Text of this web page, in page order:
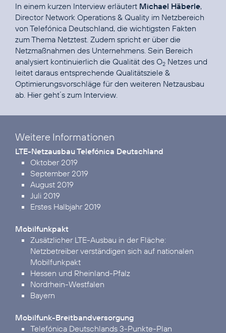
In einem kurzen Interview erläutert Michael Häberle,
Director Network Operations & Quality im Netzbereich
von Telefónica Deutschland, die wichtigsten Fakten
zum Thema Netztest. Zudem spricht er über die
Netzmaßnahmen des Unternehmens. Sein Bereich
analysiert kontinuierlich die Qualität des O2 Netzes und
leitet daraus entsprechende Qualitätsziele &
Optimierungs­vorschläge für den weiteren Netzausbau
ab. Hier geht´s zum Interview.
Weitere Informationen
LTE-Netzausbau Telefónica Deutschland
Oktober 2019
September 2019
August 2019
Juli 2019
Erstes Halbjahr 2019
Mobilfunkpakt
Zusätzlicher LTE-Ausbau in der Fläche:
Netzbetreiber verständigen sich auf nationalen
Mobilfunkpakt
Hessen und Rheinland-Pfalz
Nordrhein-Westfalen
Bayern
Mobilfunk-Breitbandversorgung
Telefónica Deutschlands 3-Punkte-Plan